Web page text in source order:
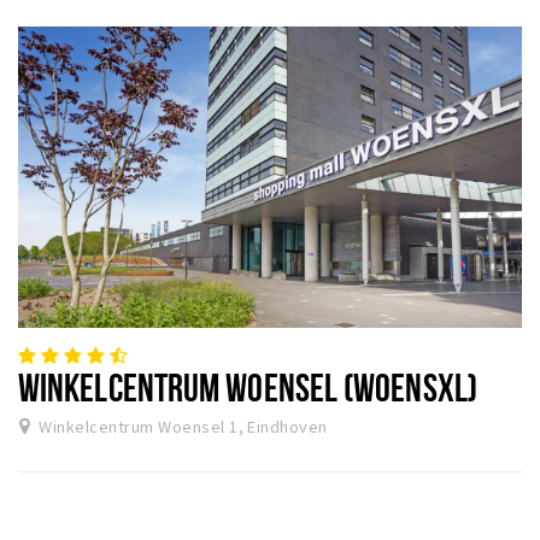
WINKELCENTRUM WOENSEL (WOENSXL)
Winkelcentrum Woensel 1, Eindhoven